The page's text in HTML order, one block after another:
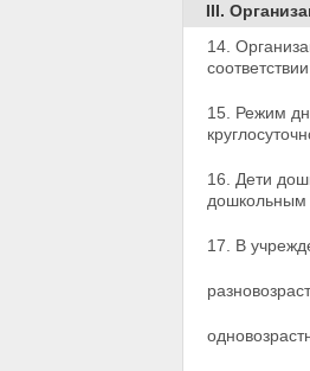
III.
14.
15. Режим
16. Дети
дошкольным
17. В